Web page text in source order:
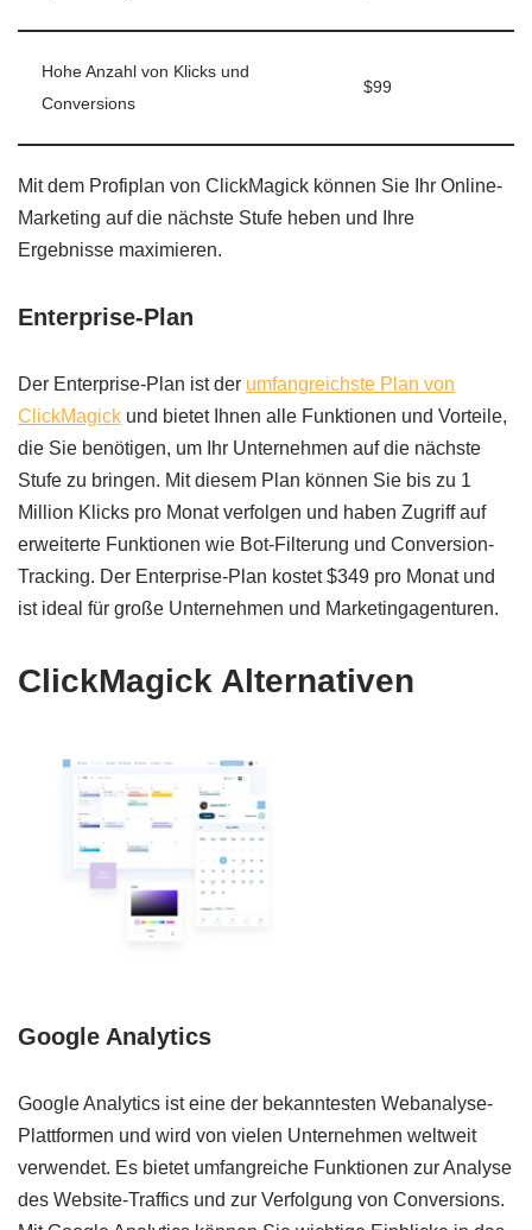
Hohe Anzahl von Klicks und
Conversions
$99
Mit dem Profiplan von ClickMagick können Sie Ihr Online-
Marketing auf die nächste Stufe heben und Ihre
Ergebnisse maximieren.
Enterprise-Plan
Der Enterprise-Plan ist der umfangreichste Plan von
ClickMagick und bietet Ihnen alle Funktionen und Vorteile,
die Sie benötigen, um Ihr Unternehmen auf die nächste
Stufe zu bringen. Mit diesem Plan können Sie bis zu 1
Million Klicks pro Monat verfolgen und haben Zugriff auf
erweiterte Funktionen wie Bot-Filterung und Conversion-
Tracking. Der Enterprise-Plan kostet $349 pro Monat und
ist ideal für große Unternehmen und Marketingagenturen.
ClickMagick Alternativen
Google Analytics
Google Analytics ist eine der bekanntesten Webanalyse-
Plattformen und wird von vielen Unternehmen weltweit
verwendet. Es bietet umfangreiche Funktionen zur Analyse
des Website-Traffics und zur Verfolgung von Conversions.